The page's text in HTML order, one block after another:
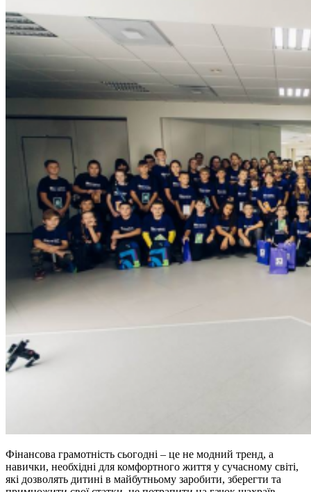
Фінансова грамотність сьогодні – це не модний тренд, а
навички, необхідні для комфортного життя у сучасному світі,
які дозволять дитині в майбутньому заробити, зберегти та